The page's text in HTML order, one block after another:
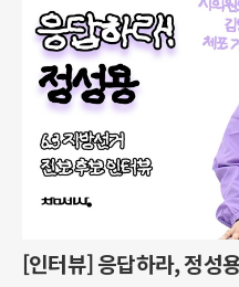
[인터뷰] 응답하라, 정성